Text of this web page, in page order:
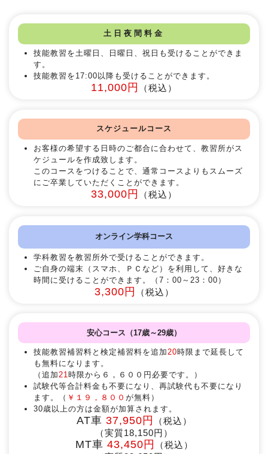
土日夜間料金
技能教習を土曜日、日曜日、祝日も受けることができま
す。
技能教習を17:00以降も受けることができます。
11,000円 （税込）
スケジュールコース
お客様の希望する日時のご都合に合わせて、教習所がス
ケジュールを作成致します。
このコースをつけることで、通常コースよりもスムーズ
にご卒業していただくことができます。
33,000円 （税込）
オンライン学科コース
学科教習を教習所外で受けることができます。
ご自身の端末（スマホ、ＰＣなど）を利用して、好きな
時間に受けることができます。（7：00～23：00）
3,300円 （税込）
安心コース（17歳～29歳）
技能教習補習料と検定補習料を追加 20時限まで延長して
も無料になります。
（追加 21 時限から６，６００円必要です。）
試験代等合計料金も不要になり、再試験代も不要になり
ます。（ ￥１９，８００ が無料）
30歳以上の方は金額が加算されます。
AT車 37,950円
（税込）
（実質18,150円）
MT車 43,450円
（税込）